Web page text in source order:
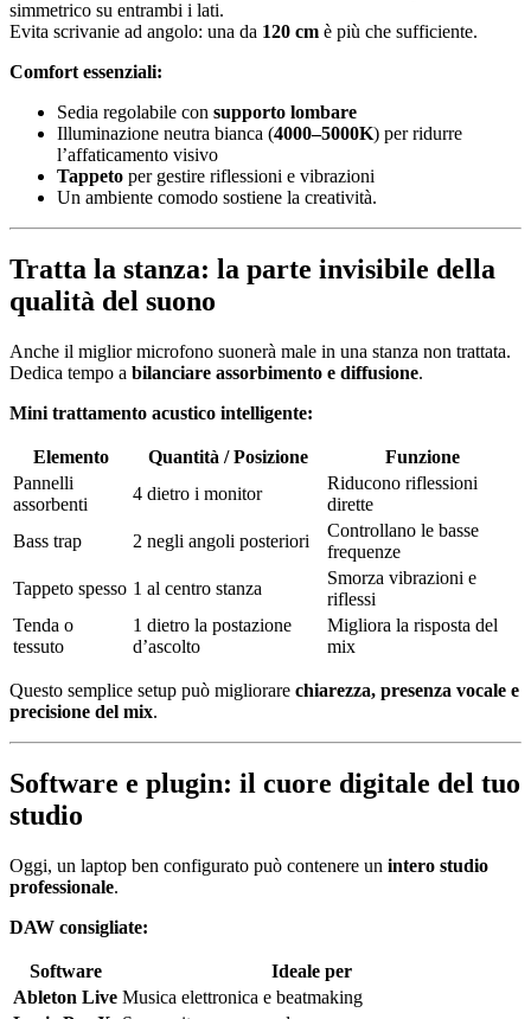
simmetrico su entrambi i lati.
Evita scrivanie ad angolo: una da 120 cm è più che sufficiente.
Comfort essenziali:
Sedia regolabile con supporto lombare
Illuminazione neutra bianca (4000–5000K) per ridurre
l’affaticamento visivo
Tappeto per gestire riflessioni e vibrazioni
Un ambiente comodo sostiene la creatività.
Tratta la stanza: la parte invisibile della
qualità del suono
Anche il miglior microfono suonerà male in una stanza non trattata.
Dedica tempo a bilanciare assorbimento e diffusione.
Mini trattamento acustico intelligente:
Elemento Quantità / Posizione
Funzione
Pannelli
assorbenti
4 dietro i monitor
Riducono riflessioni
dirette
Bass trap
2 negli angoli posteriori
Controllano le basse
frequenze
Tappeto spesso 1 al centro stanza
Smorza vibrazioni e
riflessi
Tenda o
tessuto
1 dietro la postazione
d’ascolto
Migliora la risposta del
mix
Questo semplice setup può migliorare chiarezza, presenza vocale e
precisione del mix.
Software e plugin: il cuore digitale del tuo
studio
Oggi, un laptop ben configurato può contenere un intero studio
professionale.
DAW consigliate:
Software
Ideale per
Ableton Live Musica elettronica e beatmaking